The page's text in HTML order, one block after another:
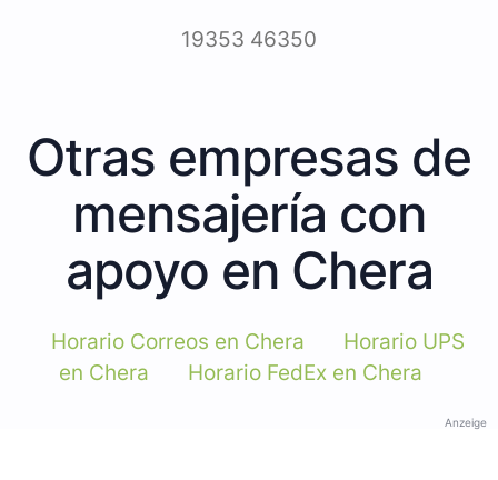
19353 46350
Otras empresas de
mensajería con
apoyo en Chera
Horario Correos en Chera
Horario UPS
en Chera
Horario FedEx en Chera
Anzeige